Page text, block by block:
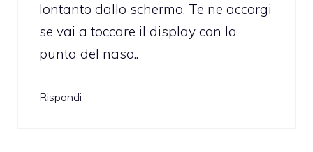
lontanto dallo schermo. Te ne accorgi
se vai a toccare il display con la
punta del naso..
Rispondi